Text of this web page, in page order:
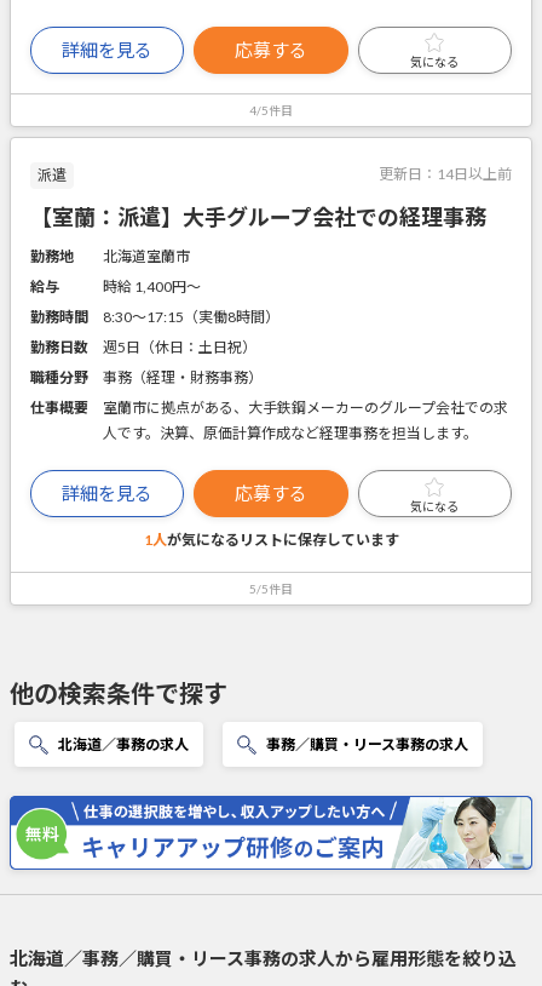
詳細を見る 応募する
気になる
4/5件目
派遣 更新日： 14日以上前
【室蘭：派遣】大手グループ会社での経理事務
勤務地
北海道室蘭市
給与
時給 1,400円〜
勤務時間
8:30～17:15（実働8時間）
勤務日数
週5日（休日：土日祝）
職種分野
事務（経理・財務事務）
仕事概要
室蘭市に拠点がある、大手鉄鋼メーカーのグループ会社での求
人です。決算、原価計算作成など経理事務を担当します。
詳細を見る 応募する
気になる
1人が気になるリストに保存しています
5/5件目
他の検索条件で探す
北海道／事務の求人 事務／購買・リース事務の求人
北海道／事務／購買・リース事務の求人から雇用形態を絞り込